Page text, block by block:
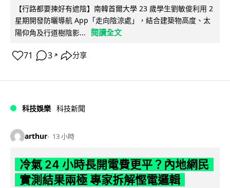
【行路都要揀好有遮陰】南韓首爾大學 23 歲學生劉敏俊利用 2
星期開發防曬導航 App「走向陰涼處」，結合建築物高度、太
陽仰角及行道樹陰影...
閱讀全文
71 3 ↗ 分享
科技娛樂 科技新聞
arthur 13 小時
冷氣 24 小時長開電費更平？內地網民
實測結果兩極 專家拆解慳電邏輯